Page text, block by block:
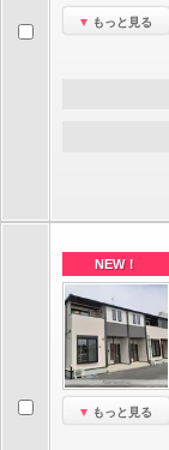
もっと見る
NEW！
もっと見る